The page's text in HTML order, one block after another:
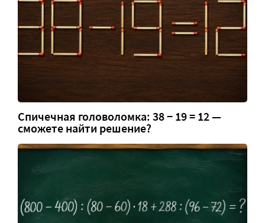
Спичечная головоломка: 38 − 19 = 12 —
сможете найти решение?